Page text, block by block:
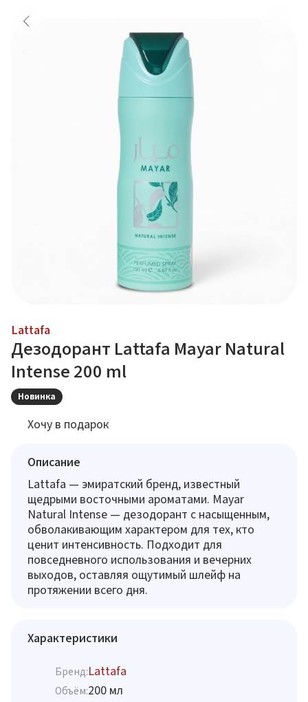
Lattafa
Дезодорант Lattafa Mayar Natural
Intense 200 ml
Новинка
Хочу в подарок
Описание
Lattafa — эмиратский бренд, известный
щедрыми восточными ароматами. Mayar
Natural Intense — дезодорант с насыщенным,
обволакивающим характером для тех, кто
ценит интенсивность. Подходит для
повседневного использования и вечерних
выходов, оставляя ощутимый шлейф на
протяжении всего дня.
Характеристики
Бренд:Lattafa
Объём:200 мл